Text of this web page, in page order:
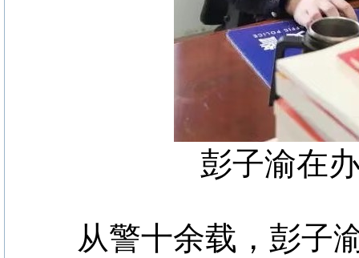
彭子渝在
从警十余载，彭子渝